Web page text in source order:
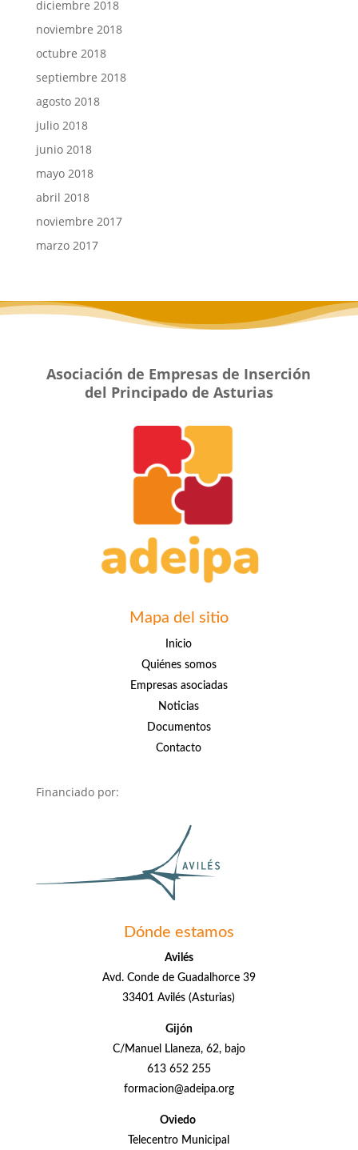
diciembre 2018
noviembre 2018
octubre 2018
septiembre 2018
agosto 2018
julio 2018
junio 2018
mayo 2018
abril 2018
noviembre 2017
marzo 2017
Asociación de Empresas de Inserción
del Principado de Asturias
Mapa del sitio
Inicio
Quiénes somos
Empresas asociadas
Noticias
Documentos
Contacto
Financiado por:
Dónde estamos
Avilés
Avd. Conde de Guadalhorce 39
33401 Avilés (Asturias)
Gijón
C/Manuel Llaneza, 62, bajo
613 652 255
formacion@adeipa.org
Oviedo
Telecentro Municipal